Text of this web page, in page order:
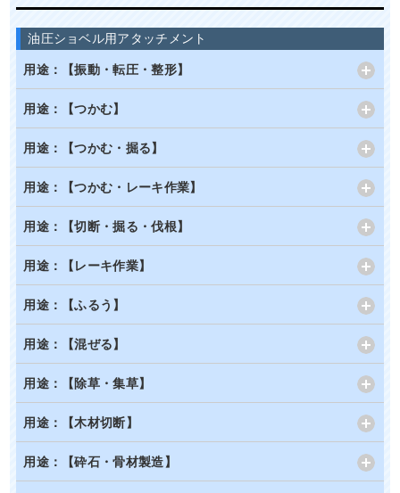
油圧ショベル用アタッチメント
用途：【振動・転圧・整形】
用途：【つかむ】
用途：【つかむ・掘る】
用途：【つかむ・レーキ作業】
用途：【切断・掘る・伐根】
用途：【レーキ作業】
用途：【ふるう】
用途：【混ぜる】
用途：【除草・集草】
用途：【木材切断】
用途：【砕石・骨材製造】